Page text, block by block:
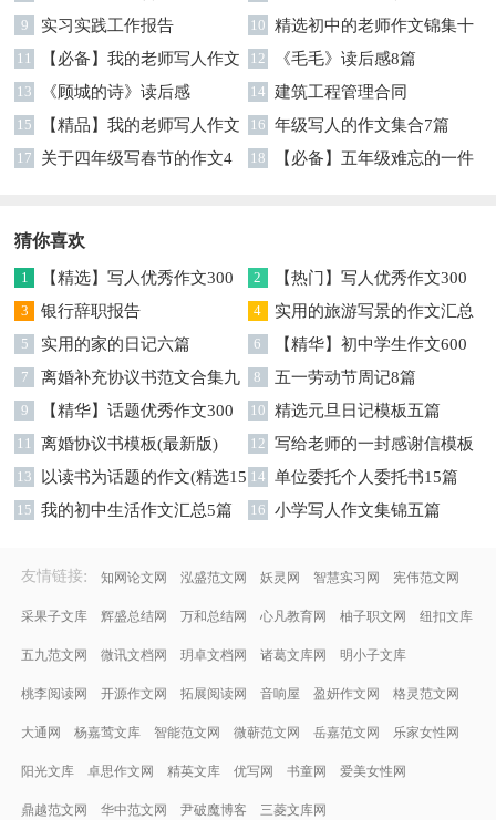
9 实习实践工作报告 10 精选初中的老师作文锦集十
篇
11
【必备】我的老师写人作文
集合八篇
12 《毛毛》读后感8篇
13 《顾城的诗》读后感 14 建筑工程管理合同
15
【精品】我的老师写人作文
集合5篇
16 年级写人的作文集合7篇
17
关于四年级写春节的作文4
18
【必备】五年级难忘的一件
猜你喜欢
1
【精选】写人优秀作文300
字集锦八篇
2
【热门】写人优秀作文300
字汇总8篇
3 银行辞职报告 4
实用的旅游写景的作文汇总
九篇
5 实用的家的日记六篇 6
【精华】初中学生作文600
字集合十篇
7
离婚补充协议书范文合集九
篇
8 五一劳动节周记8篇
9
【精华】话题优秀作文300
字集合9篇
10 精选元旦日记模板五篇
11 离婚协议书模板(最新版) 12 写给老师的一封感谢信模板
汇编9篇
13
以读书为话题的作文(精选15
篇)
14 单位委托个人委托书15篇
15 我的初中生活作文汇总5篇 16 小学写人作文集锦五篇
友情链接: 知网论文网 泓盛范文网 妖灵网 智慧实习网 宪伟范文网
采果子文库 辉盛总结网 万和总结网 心凡教育网 柚子职文网 纽扣文库
五九范文网 微讯文档网 玥卓文档网 诸葛文库网 明小子文库
桃李阅读网 开源作文网 拓展阅读网 音响屋 盈妍作文网 格灵范文网
大通网 杨嘉莺文库 智能范文网 微蕲范文网 岳嘉范文网 乐家女性网
阳光文库 卓思作文网 精英文库 优写网 书童网 爱美女性网
鼎越范文网 华中范文网 尹破魔博客 三菱文库网